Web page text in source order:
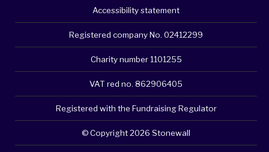
Accessibility statement
Registered company No. 02412299
Charity number 1101255
VAT red no. 862906405
Registered with the Fundraising Regulator
© Copyright 2026 Stonewall